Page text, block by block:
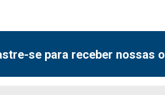
se para receber nossas